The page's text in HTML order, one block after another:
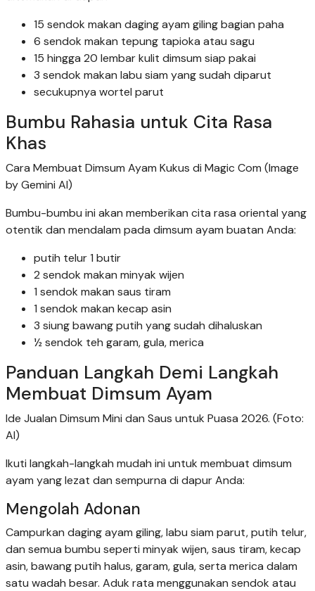
15 sendok makan daging ayam giling bagian paha
6 sendok makan tepung tapioka atau sagu
15 hingga 20 lembar kulit dimsum siap pakai
3 sendok makan labu siam yang sudah diparut
secukupnya wortel parut
Bumbu Rahasia untuk Cita Rasa
Khas
Cara Membuat Dimsum Ayam Kukus di Magic Com (Image
by Gemini AI)
Bumbu-bumbu ini akan memberikan cita rasa oriental yang
otentik dan mendalam pada dimsum ayam buatan Anda:
putih telur 1 butir
2 sendok makan minyak wijen
1 sendok makan saus tiram
1 sendok makan kecap asin
3 siung bawang putih yang sudah dihaluskan
½ sendok teh garam, gula, merica
Panduan Langkah Demi Langkah
Membuat Dimsum Ayam
Ide Jualan Dimsum Mini dan Saus untuk Puasa 2026. (Foto:
AI)
Ikuti langkah-langkah mudah ini untuk membuat dimsum
ayam yang lezat dan sempurna di dapur Anda:
Mengolah Adonan
Campurkan daging ayam giling, labu siam parut, putih telur,
dan semua bumbu seperti minyak wijen, saus tiram, kecap
asin, bawang putih halus, garam, gula, serta merica dalam
satu wadah besar. Aduk rata menggunakan sendok atau